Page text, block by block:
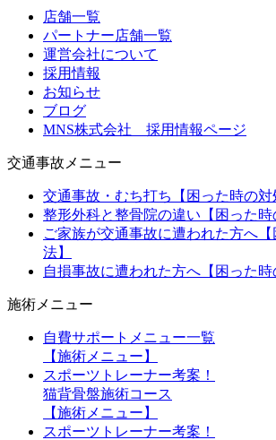
店舗一覧
パートナー店舗一覧
運営会社について
採用情報
お知らせ
ブログ
MNS株式会社 採用情報ページ
交通事故メニュー
交通事故・むち打ち【困った時の対
整形外科と整骨院の違い【困った時
ご家族が交通事故に遭われた方へ
法】
自損事故に遭われた方へ【困った時
施術メニュー
自費サポートメニュー一覧
【施術メニュー】
スポーツトレーナー考案！
猫背骨盤施術コース
【施術メニュー】
スポーツトレーナー考案！